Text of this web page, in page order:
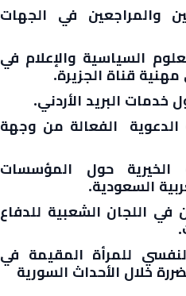
والمراجعين في الجهات
السياسية والإعلام في
قناة الجزيرة.
خدمات البريد الأردني.
الدعوية الفعالة من وجهة
الخيرية حول المؤسسات
السعودية.
في اللجان الشعبية للدفاع
للمرأة المقيمة في
خلال الأحداث السورية